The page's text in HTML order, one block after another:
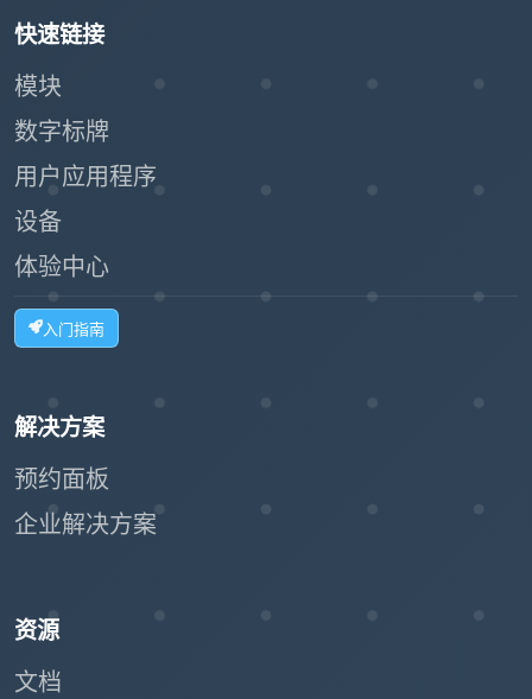
快速链接
模块
数字标牌
用户应用程序
设备
体验中心
入门指南
解决方案
预约面板
企业解决方案
资源
文档